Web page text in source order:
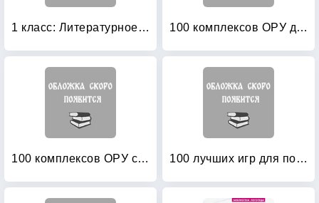
1 класс: Литературное чтение. Методические рекомендации. ФГОС 100 комплексов ОРУ для младших дошкольников с использованием стандартного и нестандартного оборудования
100 комплексов ОРУ с использованием стандартного и нестандартного оборудования 100 лучших игр для подготовки к школе